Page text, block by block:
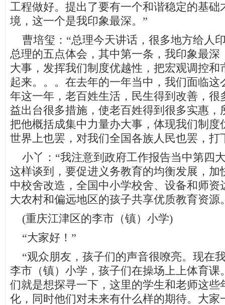
工程做好。提出了要有一个和谐稳定的基础
境，这一个是我印象最深。”
曹培玺：“总理今天讲话，很多地方给人
总理的五点体会，其中第一条，我印象最深
大事，发挥我们制度优越性，把宏观调控和
起来。。。在去年的一年当中，我们面临这
年这一年，老百姓生活，民生得到改善，很
益出台很多措施，使老百姓得到很多实惠，
把他概括成集中力量办大事，体现我们制度
世界上也罢，对我们全国各族人民也罢，打
小丫：“我注意到政府工作报告当中第四
这样谈到，要促进义务教育的均衡发展，加
中校舍改造，全国中小学校舍、设备和师资
大农村和偏远地区的孩子共享优质教育资源
(重庆江津区的李市（镇）小学)
“大家好！”
“观众朋友，孩子们的声音很嘹亮。现在
李市（镇）小学，孩子们在操场上上体育课
们就是想探寻一下，这里的学生和老师这些
化，同时他们对未来有什么样的期待。大家